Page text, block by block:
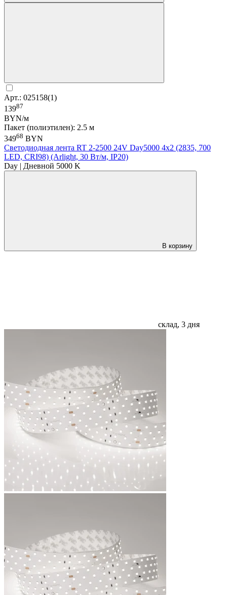
Арт.: 025158(1)
13987
BYN/м
Пакет (полиэтилен): 2.5 м
34968 BYN
Светодиодная лента RT 2-2500 24V Day5000 4x2 (2835, 700
LED, CRI98) (Arlight, 30 Вт/м, IP20)
Day | Дневной 5000 K
В корзину
склад, 3 дня